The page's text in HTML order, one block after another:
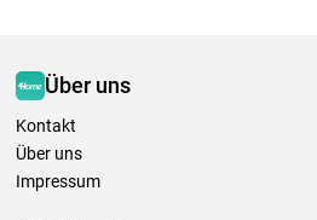
Über uns
Kontakt
Über uns
Impressum